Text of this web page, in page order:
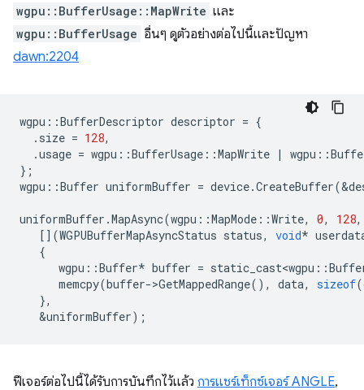
wgpu::BufferUsage::MapWrite และ
wgpu::BufferUsage อื่นๆ ดูตัวอย่างต่อไปนี้และปัญหา
dawn:2204
wgpu ::BufferDescriptor descriptor = {
. size = 128,
.usage = wgpu ::BufferUsage ::MapWrite | wgpu ::
};
wgpu ::Buffer uniformBuffer = device.CreateBuffer(&
uniformBuffer .MapAsync(wgpu ::MapMode ::Write, 0, 128,
[](WGPUBufferMapAsyncStatus status, void*
{
wgpu ::Buffer* buffer = static_cast<wgpu ::
memcpy(buffer->GetMappedRange(), data, sizeof(
},
&uniformBuffer);
ฟีเจอร์ต่อไปนี้ได้รับการบันทึกไว้แล้ว การแชร์เท็กซ์เจอร์ ANGLE,